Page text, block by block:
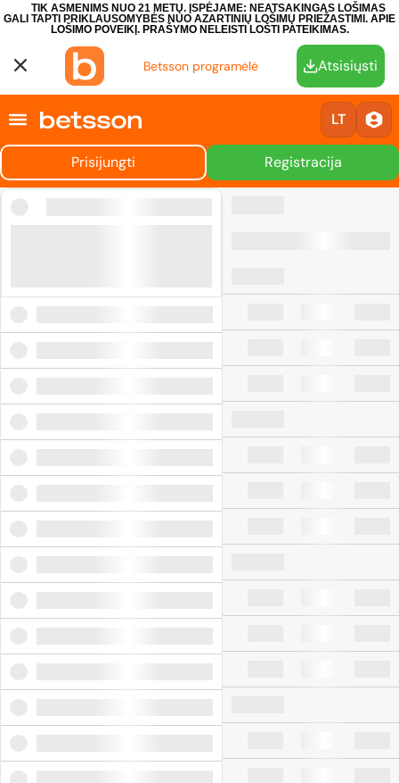
TIK ASMENIMS NUO 21 METŲ. ĮSPĖJAME: NEATSAKINGAS LOŠIMAS
GALI TAPTI PRIKLAUSOMYBĖS NUO AZARTINIŲ LOŠIMŲ PRIEŽASTIMI. APIE
LOŠIMO POVEIKĮ. PRAŠYMO NELEISTI LOŠTI PATEIKIMAS.
Betsson programėlė Atsisiųsti
LT
Prisijungti Registracija